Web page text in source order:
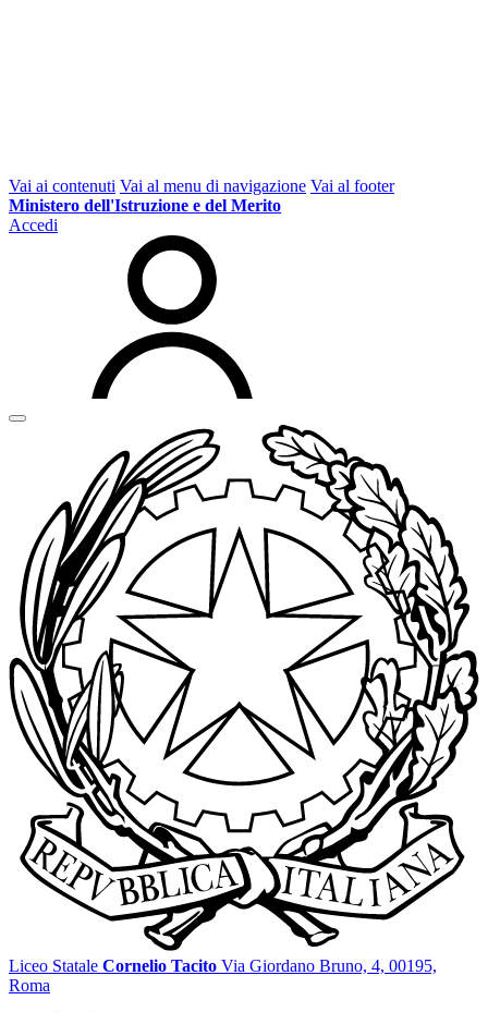
Vai ai contenuti Vai al menu di navigazione Vai al footer
Ministero dell'Istruzione e del Merito
Accedi
Liceo Statale Cornelio Tacito Via Giordano Bruno, 4, 00195,
Roma